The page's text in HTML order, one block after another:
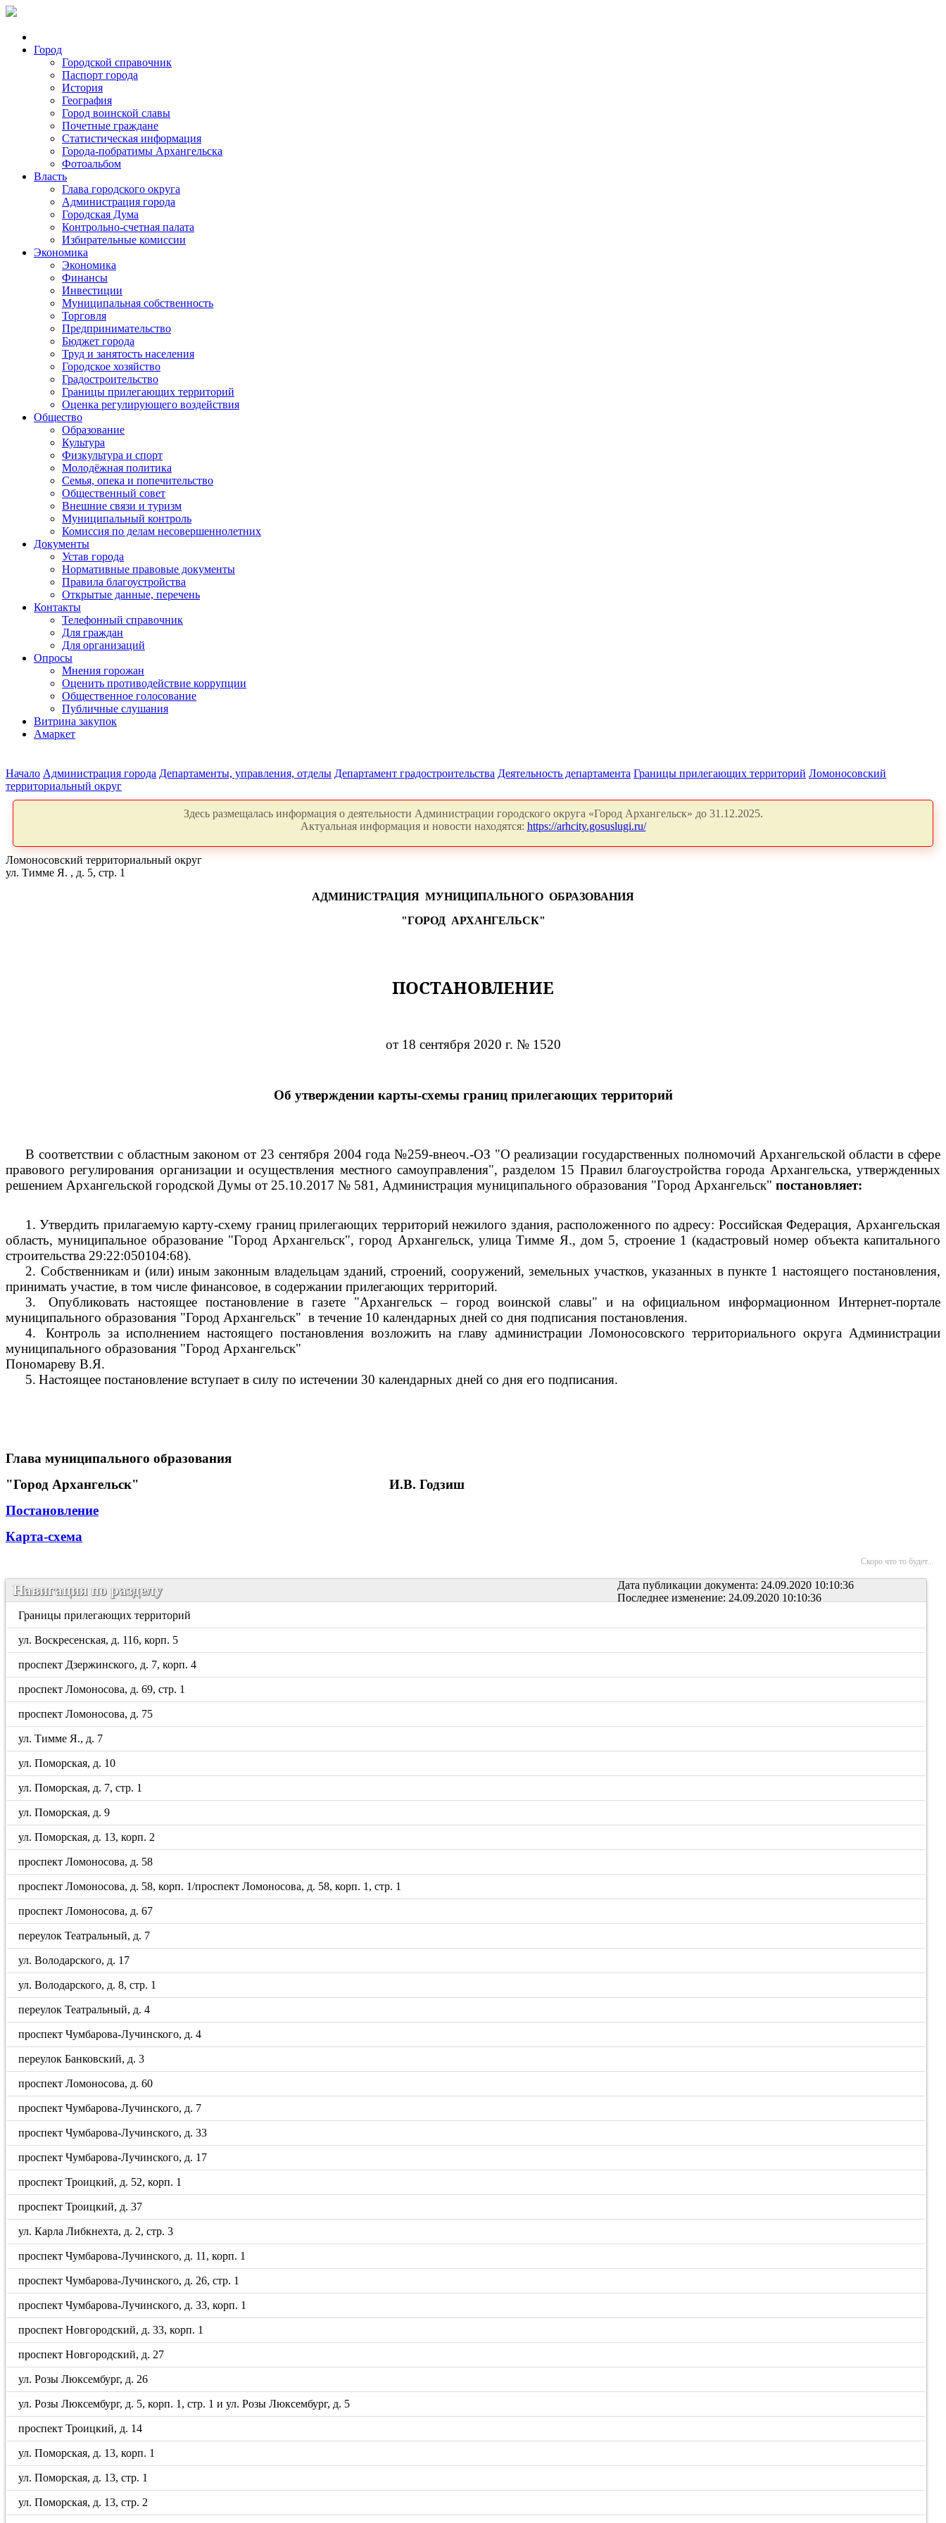
Город
Городской справочник
Паспорт города
История
География
Город воинской славы
Почетные граждане
Статистическая информация
Города-побратимы Архангельска
Фотоальбом
Власть
Глава городского округа
Администрация города
Городская Дума
Контрольно-счетная палата
Избирательные комиссии
Экономика
Экономика
Финансы
Инвестиции
Муниципальная собственность
Торговля
Предпринимательство
Бюджет города
Труд и занятость населения
Городское хозяйство
Градостроительство
Границы прилегающих территорий
Оценка регулирующего воздействия
Общество
Образование
Культура
Физкультура и спорт
Молодёжная политика
Семья, опека и попечительство
Общественный совет
Внешние связи и туризм
Муниципальный контроль
Комиссия по делам несовершеннолетних
Документы
Устав города
Нормативные правовые документы
Правила благоустройства
Открытые данные, перечень
Контакты
Телефонный справочник
Для граждан
Для организаций
Опросы
Мнения горожан
Оценить противодействие коррупции
Общественное голосование
Публичные слушания
Витрина закупок
Амаркет
Начало Администрация города Департаменты, управления, отделы Департамент градостроительства Деятельность департамента Границы прилегающих территорий Ломоносовский
территориальный округ
Здесь размещалась информация о деятельности Администрации городского округа «Город Архангельск» до 31.12.2025.
Актуальная информация и новости находятся: https://arhcity.gosuslugi.ru/
Ломоносовский территориальный округ
ул. Тимме Я. , д. 5, стр. 1
АДМИНИСТРАЦИЯ МУНИЦИПАЛЬНОГО ОБРАЗОВАНИЯ
"ГОРОД АРХАНГЕЛЬСК"
ПОСТАНОВЛЕНИЕ
от 18 сентября 2020 г. № 1520
Об утверждении карты-схемы границ прилегающих территорий
В соответствии с областным законом от 23 сентября 2004 года №259-внеоч.-ОЗ "О реализации государственных полномочий Архангельской области в сфере
правового регулирования организации и осуществления местного самоуправления", разделом 15 Правил благоустройства города Архангельска, утвержденных
решением Архангельской городской Думы от 25.10.2017 № 581, Администрация муниципального образования "Город Архангельск" постановляет:
1. Утвердить прилагаемую карту-схему границ прилегающих территорий нежилого здания, расположенного по адресу: Российская Федерация, Архангельская
область, муниципальное образование "Город Архангельск", город Архангельск, улица Тимме Я., дом 5, строение 1 (кадастровый номер объекта капитального
строительства 29:22:050104:68).
2. Собственникам и (или) иным законным владельцам зданий, строений, сооружений, земельных участков, указанных в пункте 1 настоящего постановления,
принимать участие, в том числе финансовое, в содержании прилегающих территорий.
3.
Опубликовать настоящее постановление в газете "Архангельск – город воинской славы" и на официальном информационном Интернет-портале
муниципального образования "Город Архангельск" в течение 10 календарных дней со дня подписания постановления.
4.
Контроль за исполнением настоящего постановления возложить на главу администрации Ломоносовского территориального округа Администрации
муниципального образования "Город Архангельск"
Пономареву В.Я.
5. Настоящее постановление вступает в силу по истечении 30 календарных дней со дня его подписания.
Глава муниципального образования
"Город Архангельск"
И.В. Годзиш
Постановление
Карта-схема
Скоро что то будет...
Дата публикации документа: 24.09.2020 10:10:36
Последнее изменение: 24.09.2020 10:10:36
Навигация по разделу
Границы прилегающих территорий
ул. Воскресенская, д. 116, корп. 5
проспект Дзержинского, д. 7, корп. 4
проспект Ломоносова, д. 69, стр. 1
проспект Ломоносова, д. 75
ул. Тимме Я., д. 7
ул. Поморская, д. 10
ул. Поморская, д. 7, стр. 1
ул. Поморская, д. 9
ул. Поморская, д. 13, корп. 2
проспект Ломоносова, д. 58
проспект Ломоносова, д. 58, корп. 1/проспект Ломоносова, д. 58, корп. 1, стр. 1
проспект Ломоносова, д. 67
переулок Театральный, д. 7
ул. Володарского, д. 17
ул. Володарского, д. 8, стр. 1
переулок Театральный, д. 4
проспект Чумбарова-Лучинского, д. 4
переулок Банковский, д. 3
проспект Ломоносова, д. 60
проспект Чумбарова-Лучинского, д. 7
проспект Чумбарова-Лучинского, д. 33
проспект Чумбарова-Лучинского, д. 17
проспект Троицкий, д. 52, корп. 1
проспект Троицкий, д. 37
ул. Карла Либкнехта, д. 2, стр. 3
проспект Чумбарова-Лучинского, д. 11, корп. 1
проспект Чумбарова-Лучинского, д. 26, стр. 1
проспект Чумбарова-Лучинского, д. 33, корп. 1
проспект Новгородский, д. 33, корп. 1
проспект Новгородский, д. 27
ул. Розы Люксембург, д. 26
ул. Розы Люксембург, д. 5, корп. 1, стр. 1 и ул. Розы Люксембург, д. 5
проспект Троицкий, д. 14
ул. Поморская, д. 13, корп. 1
ул. Поморская, д. 13, стр. 1
ул. Поморская, д. 13, стр. 2